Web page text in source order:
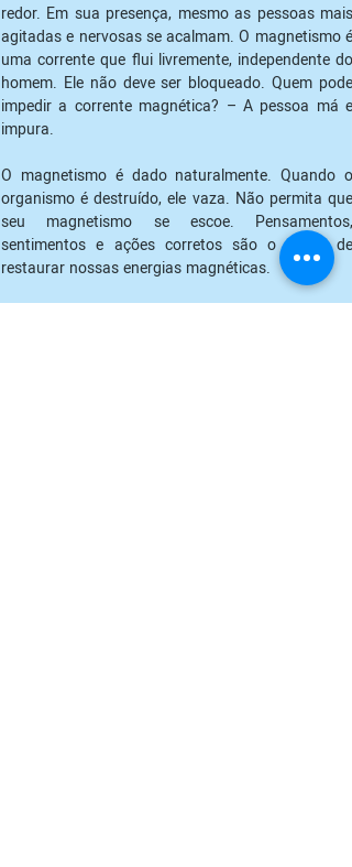
redor. Em sua presença, mesmo as pessoas mais
agitadas e nervosas se acalmam. O magnetismo é
uma corrente que flui livremente, independente do
homem. Ele não deve ser bloqueado. Quem pode
impedir a corrente magnética? – A pessoa má e
impura.
O magnetismo é dado naturalmente. Quando o
organismo é destruído, ele vaza. Não permita que
seu magnetismo se escoe. Pensamentos,
sentimentos e ações corretos são o modo de
restaurar nossas energias magnéticas.